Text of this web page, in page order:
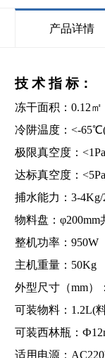
产品详情
技 术 指 标：
冻干面积： 0.12㎡
冷阱温度： <-65
极限真空度： <1Pa
达标真空度： <5Pa
捕水能力： 3-4Kg/
物料盘： φ200mm
整机功率： 950W
主机重量： 50Kg
外型尺寸（mm）
可装物料： 1.2L(
可装西林瓶：
适用电源：